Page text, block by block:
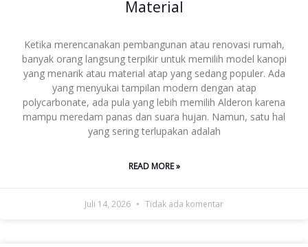
Material
Ketika merencanakan pembangunan atau renovasi rumah,
banyak orang langsung terpikir untuk memilih model kanopi
yang menarik atau material atap yang sedang populer. Ada
yang menyukai tampilan modern dengan atap
polycarbonate, ada pula yang lebih memilih Alderon karena
mampu meredam panas dan suara hujan. Namun, satu hal
yang sering terlupakan adalah
READ MORE »
Juli 14, 2026 Tidak ada komentar